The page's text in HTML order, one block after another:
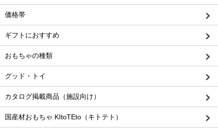
価格帯
ギフトにおすすめ
おもちゃの種類
グッド・トイ
カタログ掲載商品（施設向け）
国産材おもちゃ KItoTEto（キトテト）